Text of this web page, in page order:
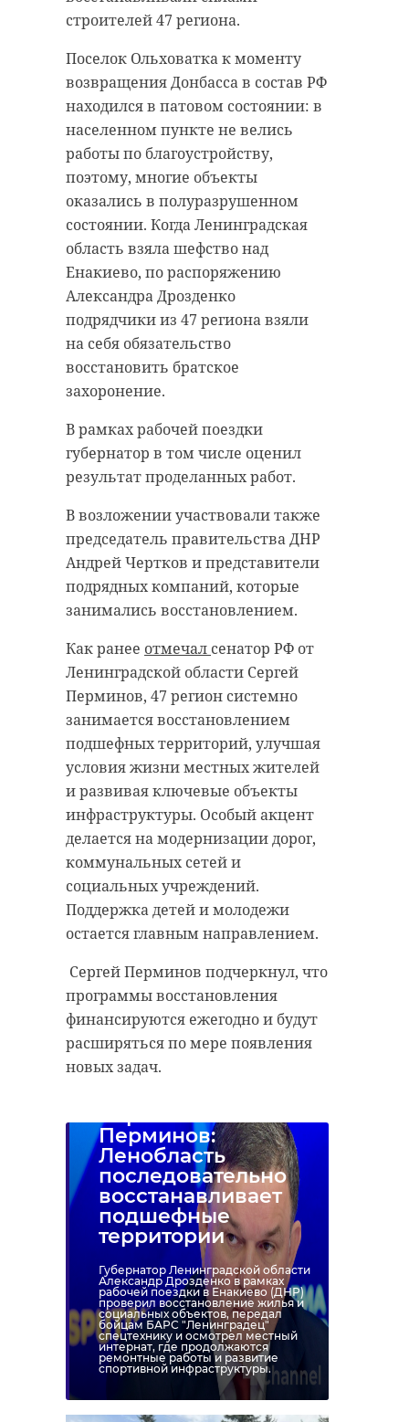
строителей 47 региона.
Поселок Ольховатка к моменту
возвращения Донбасса в состав РФ
находился в патовом состоянии: в
населенном пункте не велись
работы по благоустройству,
поэтому, многие объекты
оказались в полуразрушенном
состоянии. Когда Ленинградская
область взяла шефство над
Енакиево, по распоряжению
Александра Дрозденко
подрядчики из 47 региона взяли
на себя обязательство
восстановить братское
захоронение.
В рамках рабочей поездки
губернатор в том числе оценил
результат проделанных работ.
В возложении участвовали также
председатель правительства ДНР
Андрей Чертков и представители
подрядных компаний, которые
занимались восстановлением.
Как ранее отмечал сенатор РФ от
Ленинградской области Сергей
Перминов, 47 регион системно
занимается восстановлением
подшефных территорий, улучшая
условия жизни местных жителей
и развивая ключевые объекты
инфраструктуры. Особый акцент
делается на модернизации дорог,
коммунальных сетей и
социальных учреждений.
Поддержка детей и молодежи
остается главным направлением.
Сергей Перминов подчеркнул, что
программы восстановления
финансируются ежегодно и будут
расширяться по мере появления
новых задач.
Перминов:
Ленобласть
последовательно
восстанавливает
подшефные
территории
Губернатор Ленинградской области
Александр Дрозденко в рамках
рабочей поездки в Енакиево (ДНР)
проверил восстановление жилья и
социальных объектов, передал
бойцам БАРС "Ленинградец"
спецтехнику и осмотрел местный
интернат, где продолжаются
ремонтные работы и развитие
спортивной инфраструктуры.